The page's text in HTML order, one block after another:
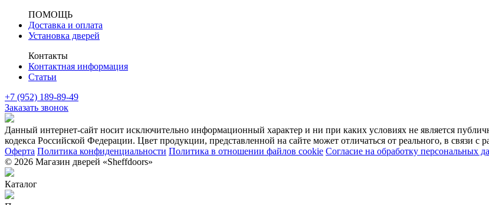
ПОМОЩЬ
Доставка и оплата
Установка дверей
Контакты
Контактная информация
Статьи
+7 (952) 189-89-49
Заказать звонок
Данный интернет-сайт носит исключительно информационный характер и ни при каких условиях не является
кодекса Российской Федерации. Цвет продукции, представленной на сайте может отличаться от реального, в связи
Оферта Политика конфиденциальности Политика в отношении файлов cookie Согласие на обработку персональных
© 2026 Магазин дверей «Sheffdoors»
Каталог